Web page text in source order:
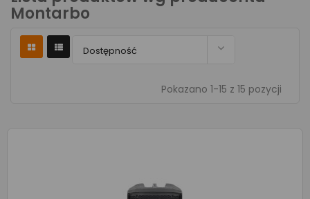
Montarbo
Dostępność 
Pokazano 1-15 z 15 pozycji